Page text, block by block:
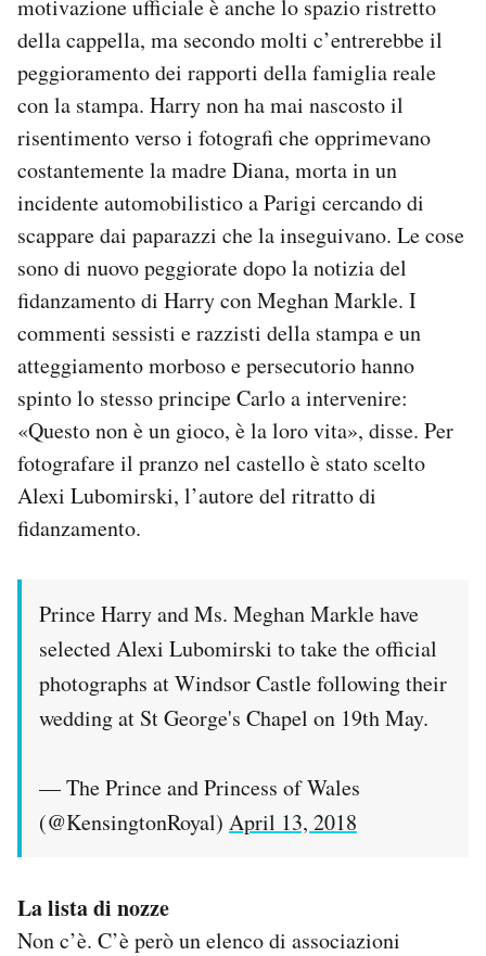
motivazione ufficiale è anche lo spazio ristretto
della cappella, ma secondo molti c’entrerebbe il
peggioramento dei rapporti della famiglia reale
con la stampa. Harry non ha mai nascosto il
risentimento verso i fotografi che opprimevano
costantemente la madre Diana, morta in un
incidente automobilistico a Parigi cercando di
scappare dai paparazzi che la inseguivano. Le cose
sono di nuovo peggiorate dopo la notizia del
fidanzamento di Harry con Meghan Markle. I
commenti sessisti e razzisti della stampa e un
atteggiamento morboso e persecutorio hanno
spinto lo stesso principe Carlo a intervenire:
«Questo non è un gioco, è la loro vita», disse. Per
fotografare il pranzo nel castello è stato scelto
Alexi Lubomirski, l’autore del ritratto di
fidanzamento.
Prince Harry and Ms. Meghan Markle have
selected Alexi Lubomirski to take the official
photographs at Windsor Castle following their
wedding at St George's Chapel on 19th May.
— The Prince and Princess of Wales
(@KensingtonRoyal) April 13, 2018
La lista di nozze
Non c’è. C’è però un elenco di associazioni